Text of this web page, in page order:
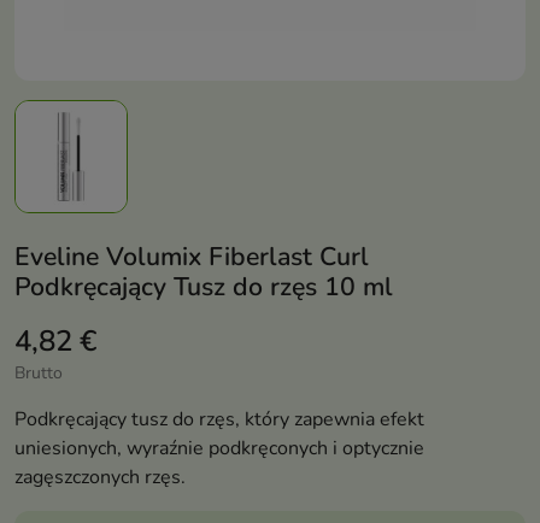
Eveline Volumix Fiberlast Curl
Podkręcający Tusz do rzęs 10 ml
4,82 €
Brutto
Podkręcający tusz do rzęs, który zapewnia efekt
uniesionych, wyraźnie podkręconych i optycznie
zagęszczonych rzęs.